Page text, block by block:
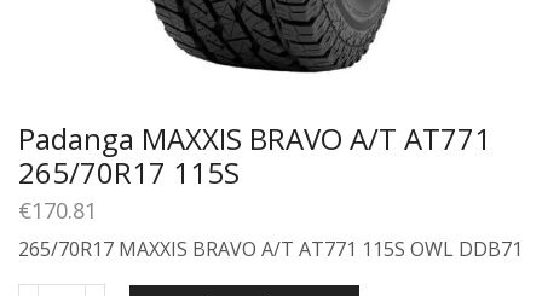
Padanga MAXXIS BRAVO A/T AT771
265/70R17 115S
€170.81
265/70R17 MAXXIS BRAVO A/T AT771 115S OWL DDB71